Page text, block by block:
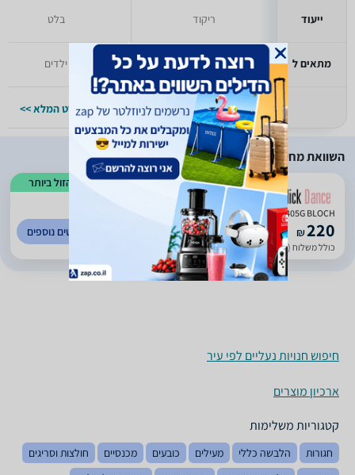
ייעוד
מתאים ל
ריקוד
ילדים
למפרט המלא >>
בלט
ילדים
למפרט המלא >>
השוואת מחירים
הזול ביותר
S0405G BLOCH נעלי גאז בלוך לילדות
₪220
כולל משלוח (30 ₪)
לפרטים נוספים
חיפוש חנויות נעליים לפי עיר
ארכיון מוצרים
קטגוריות משלימות
חגורות הלבשה כללי מעילים כובעים מכנסיים
חולצות וסריגים